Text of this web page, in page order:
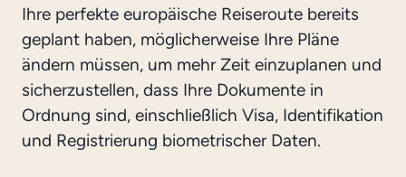
Ihre perfekte europäische Reiseroute bereits
geplant haben, möglicherweise Ihre Pläne
ändern müssen, um mehr Zeit einzuplanen und
sicherzustellen, dass Ihre Dokumente in
Ordnung sind, einschließlich Visa, Identifikation
und Registrierung biometrischer Daten.